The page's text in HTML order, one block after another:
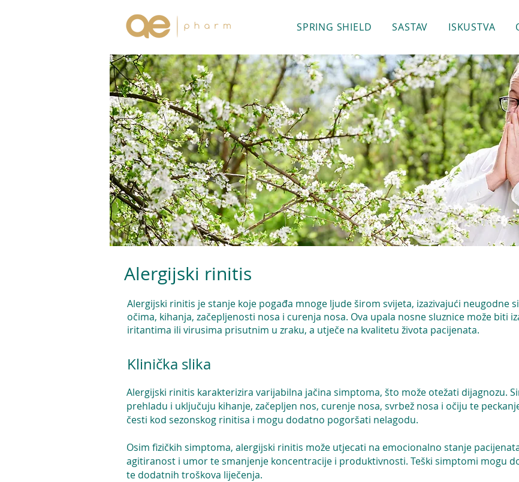
SPRING SHIELD SASTAV ISKUSTVA
Alergijski rinitis
Alergijski rinitis je stanje koje pogađa mnoge ljude širom svijeta, izazivajući neugodne
očima, kihanja, začepljenosti nosa i curenja nosa. Ova upala nosne sluznice može biti
iritantima ili virusima prisutnim u zraku, a utječe na kvalitetu života pacijenata.
Klinička slika
Alergijski rinitis karakterizira varijabilna jačina simptoma, što može otežati dijagnozu.
prehladu i uključuju kihanje, začepljen nos, curenje nosa, svrbež nosa i očiju te
česti kod sezonskog rinitisa i mogu dodatno pogoršati nelagodu.
Osim fizičkih simptoma, alergijski rinitis može utjecati na emocionalno stanje
agitiranost i umor te smanjenje koncentracije i produktivnosti. Teški simptomi mogu
te dodatnih troškova liječenja.